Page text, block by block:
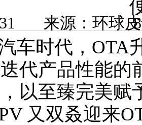
2024-10-
车时代，OTA
代产品性能
以至臻完美赋
又双叒迎来